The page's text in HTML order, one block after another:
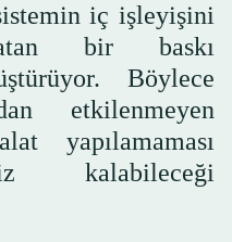
iç işleyişini
bir baskı
Böylece
etkilenmeyen
yapılamaması
kalabileceği